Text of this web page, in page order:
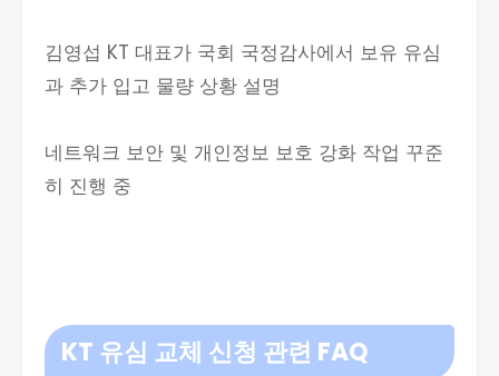
김영섭 KT 대표가 국회 국정감사에서 보유 유심
과 추가 입고 물량 상황 설명
네트워크 보안 및 개인정보 보호 강화 작업 꾸준
히 진행 중​
KT 유심 교체 신청 관련 FAQ